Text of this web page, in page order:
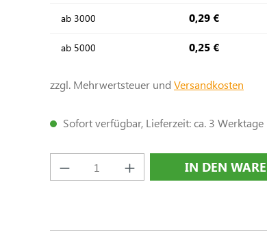
ab 3000 0,29 €
ab 5000 0,25 €
zzgl. Mehrwertsteuer und Versandkosten
Sofort verfügbar, Lieferzeit: ca. 3 Werktage
Produkt Anzahl: Gib den
IN DEN